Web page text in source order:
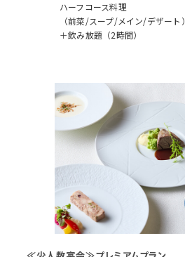
ハーフコース料理
（前菜/スープ/メイン/デザート）
＋飲み放題（2時間）